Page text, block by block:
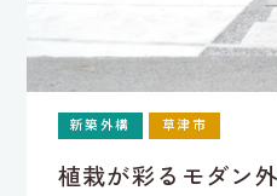
新築外構 草津市
植栽が彩るモダン